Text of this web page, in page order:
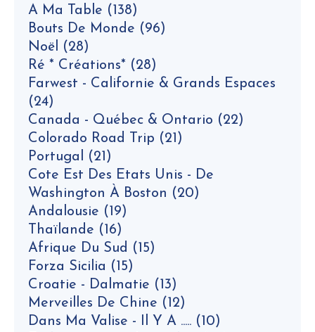
A Ma Table (138)
Bouts De Monde (96)
Noël (28)
Ré * Créations* (28)
Farwest - Californie & Grands Espaces
(24)
Canada - Québec & Ontario (22)
Colorado Road Trip (21)
Portugal (21)
Cote Est Des Etats Unis - De
Washington À Boston (20)
Andalousie (19)
Thaïlande (16)
Afrique Du Sud (15)
Forza Sicilia (15)
Croatie - Dalmatie (13)
Merveilles De Chine (12)
Dans Ma Valise - Il Y A ..... (10)